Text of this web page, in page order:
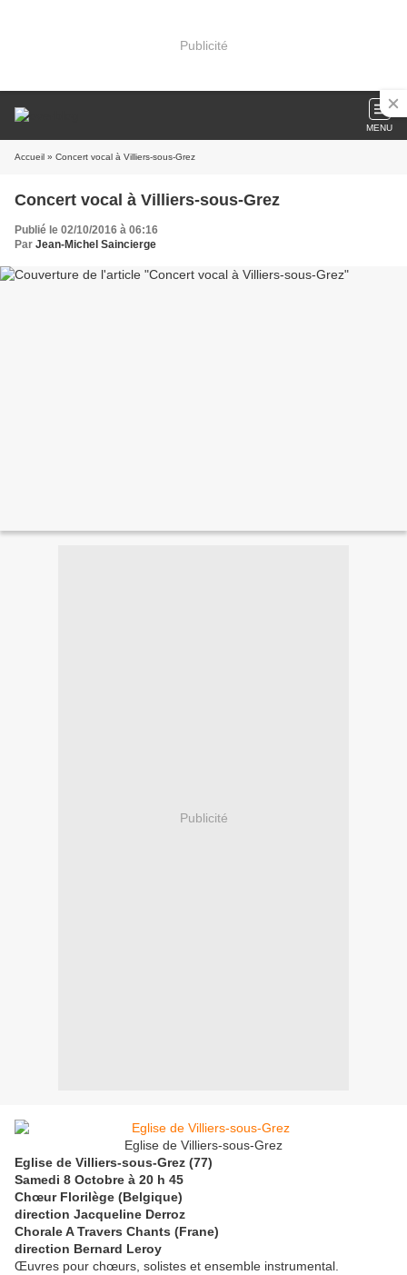
Publicité
MENU
Accueil » Concert vocal à Villiers-sous-Grez
Concert vocal à Villiers-sous-Grez
Publié le 02/10/2016 à 06:16
Par Jean-Michel Saincierge
Publicité
Eglise de Villiers-sous-Grez
Eglise de Villiers-sous-Grez (77)
Samedi 8 Octobre à 20 h 45
Chœur Florilège (Belgique)
direction Jacqueline Derroz
Chorale A Travers Chants (Frane)
direction Bernard Leroy
Œuvres pour chœurs, solistes et ensemble instrumental.